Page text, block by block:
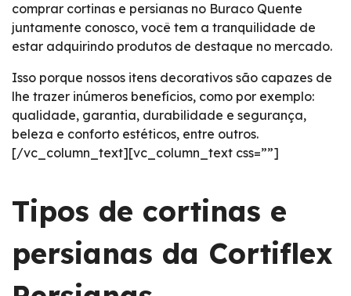
comprar cortinas e persianas no Buraco Quente
juntamente conosco, você tem a tranquilidade de
estar adquirindo produtos de destaque no mercado.
Isso porque nossos itens decorativos são capazes de
lhe trazer inúmeros benefícios, como por exemplo:
qualidade, garantia, durabilidade e segurança,
beleza e conforto estéticos, entre outros.
[/vc_column_text][vc_column_text css=””]
Tipos de cortinas e
persianas da Cortiflex